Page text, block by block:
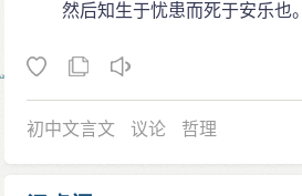
然后知生于忧患而死于安乐也。
初中文言文 议论 哲理